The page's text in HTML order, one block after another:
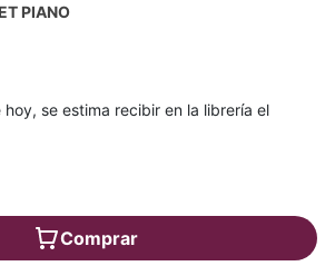
PIANO
se estima recibir en la librería el
Comprar